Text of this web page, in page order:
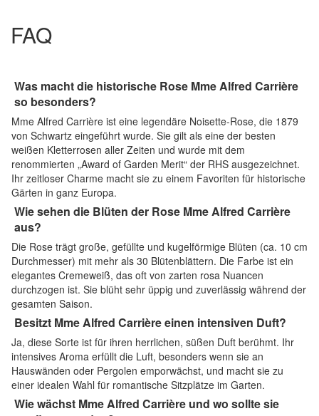
FAQ
Was macht die historische Rose Mme Alfred Carrière
so besonders?
Mme Alfred Carrière ist eine legendäre Noisette-Rose, die 1879
von Schwartz eingeführt wurde. Sie gilt als eine der besten
weißen Kletterrosen aller Zeiten und wurde mit dem
renommierten „Award of Garden Merit“ der RHS ausgezeichnet.
Ihr zeitloser Charme macht sie zu einem Favoriten für historische
Gärten in ganz Europa.
Wie sehen die Blüten der Rose Mme Alfred Carrière
aus?
Die Rose trägt große, gefüllte und kugelförmige Blüten (ca. 10 cm
Durchmesser) mit mehr als 30 Blütenblättern. Die Farbe ist ein
elegantes Cremeweiß, das oft von zarten rosa Nuancen
durchzogen ist. Sie blüht sehr üppig und zuverlässig während der
gesamten Saison.
Besitzt Mme Alfred Carrière einen intensiven Duft?
Ja, diese Sorte ist für ihren herrlichen, süßen Duft berühmt. Ihr
intensives Aroma erfüllt die Luft, besonders wenn sie an
Hauswänden oder Pergolen emporwächst, und macht sie zu
einer idealen Wahl für romantische Sitzplätze im Garten.
Wie wächst Mme Alfred Carrière und wo sollte sie